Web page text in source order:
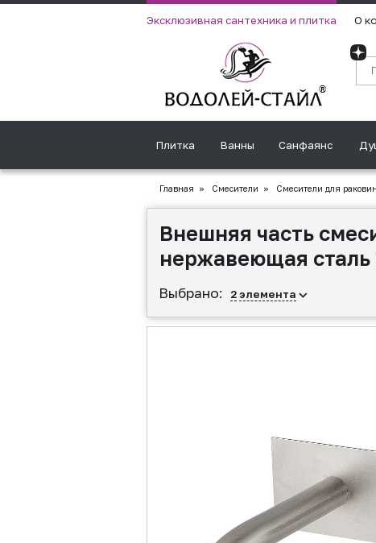
Эксклюзивная сантехника и плитка О
Плитка Ванны Санфаянс
Главная » Смесители » Смесители для
Внешняя часть
нержавеющая
Выбрано: 2элемента